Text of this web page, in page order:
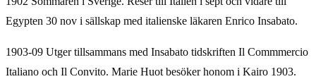
Egypten 30 nov i sällskap med italienske läkaren Enrico Insabato.
1903-09 Utger tillsammans med Insabato tidskriften Il Commmercio
Italiano och Il Convito. Marie Huot besöker honom i Kairo 1903.